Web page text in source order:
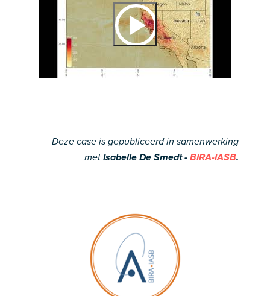
Deze case is gepubliceerd in samenwerking
met Isabelle De Smedt - BIRA-IASB.